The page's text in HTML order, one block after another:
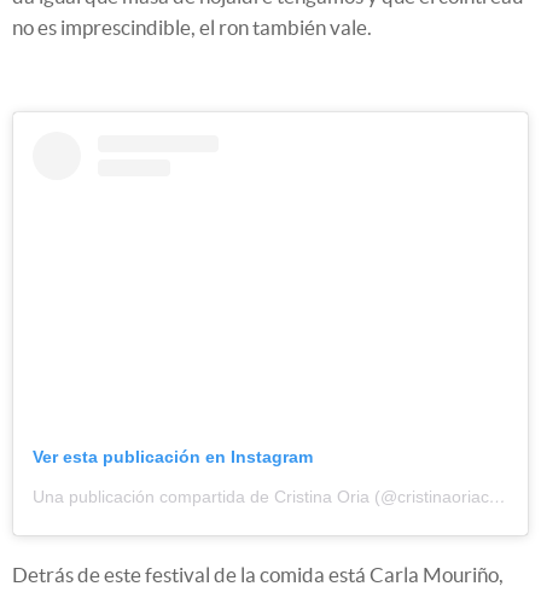
no es imprescindible, el ron también vale.
Ver esta publicación en Instagram
Una publicación compartida de Cristina Oria (@cristinaoriachef)
Detrás de este festival de la comida está Carla Mouriño,